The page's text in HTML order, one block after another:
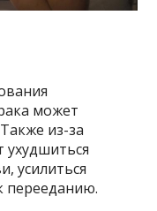
может
из-за
усилиться
перееданию.